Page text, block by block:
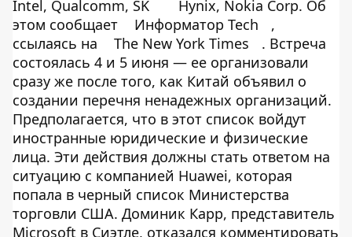
Intel, Qualcomm, SK
Hynix, Nokia Corp. Об
этом сообщает
Информатор Tech
,
ссылаясь на
The New York Times
. Встреча
состоялась 4 и 5 июня — ее организовали
сразу же после того, как Китай объявил о
создании перечня ненадежных организаций.
Предполагается, что в этот список войдут
иностранные юридические и физические
лица. Эти действия должны стать ответом на
ситуацию с компанией Huawei, которая
попала в черный список Министерства
торговли США. Доминик Карр, представитель
Microsoft в Сиэтле, отказался комментировать